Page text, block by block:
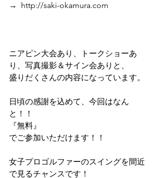
→ http://saki-okamura.com
ニアピン大会あり、トークショーあ
り、写真撮影＆サイン会ありと、
盛りだくさんの内容になっています。
日頃の感謝を込めて、今回はなん
と！！
『無料』
でご参加いただけます！！
女子プロゴルファーのスイングを間近
で見るチャンスです！